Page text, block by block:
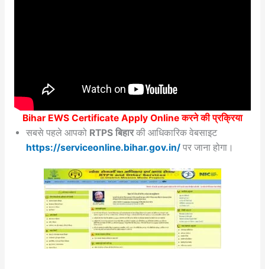
Bihar EWS Certificate Apply Online करने की प्रक्रिया
सबसे पहले आपको RTPS बिहारकी आधिकारिक वेबसाइट
https://serviceonline.bihar.gov.in/पर जाना होगा।